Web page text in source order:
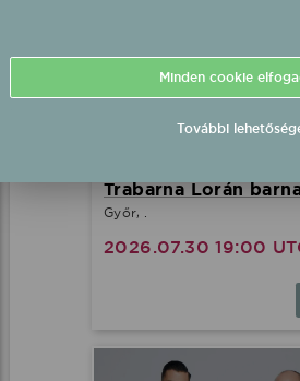
Trabarna Lorán
Győr, .
2026.07.30 19:00
Minden
További